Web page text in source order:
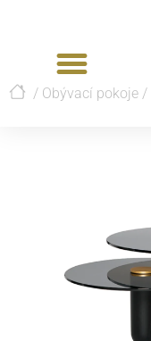
/ Obývací pokoje /